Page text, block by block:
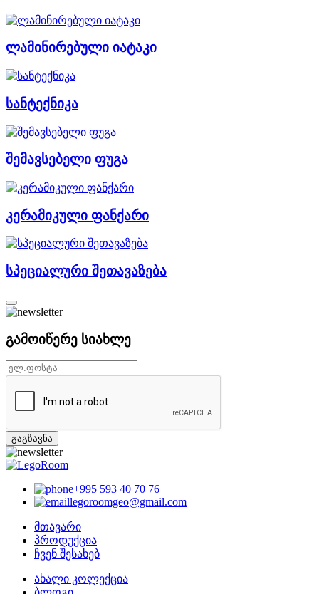
ლამინირებული იატაკი
სანტექნიკა
შემავსებელი ფუგა
კერამიკული ფანქარი
სპეციალური შეთავაზება
გამოიწერე სიახლე
გაგზავნა
+995 593 40 70 76
legoroomgeo@gmail.com
მთავარი
პროდუქცია
ჩვენ შესახებ
ახალი კოლექცია